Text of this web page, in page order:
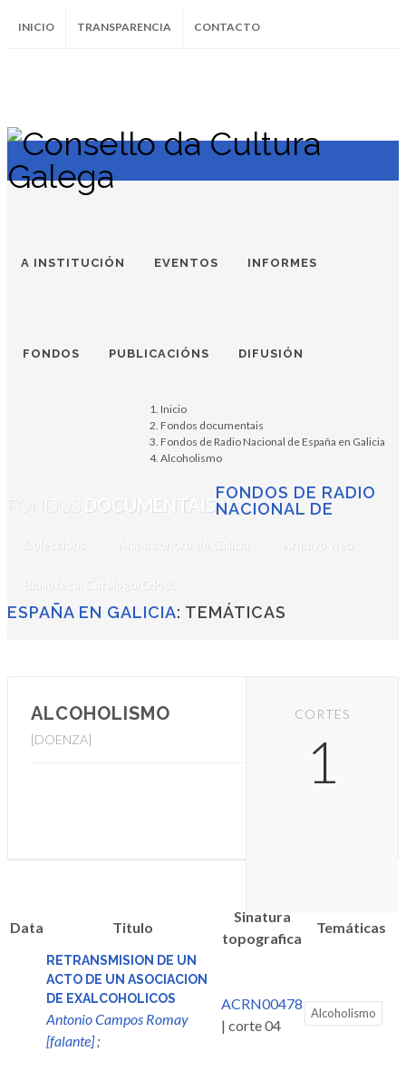
INICIO TRANSPARENCIA CONTACTO
InstagramFacebookTwitter Soundcloud
Youtube
A INSTITUCIÓN EVENTOS INFORMES
FONDOS PUBLICACIÓNS DIFUSIÓN
FONDOS DOCUMENTAIS
Coleccións Mapa sonoro de Galicia Arquivo web
Biblioteca. Catálogo/OPAC
FONDOS DE RADIO
NACIONAL DE
ESPAÑA EN GALICIA: TEMÁTICAS
Inicio
Fondos documentais
Fondos de Radio Nacional de España en Galicia
Alcoholismo
ALCOHOLISMO
[DOENZA]
CORTES
1
Data Titulo
Sinatura
topografica
Temáticas
RETRANSMISION DE UN
ACTO DE UN ASOCIACION
DE EXALCOHOLICOS
Antonio Campos Romay
[falante];
ACRN00478
| corte 04
Alcoholismo